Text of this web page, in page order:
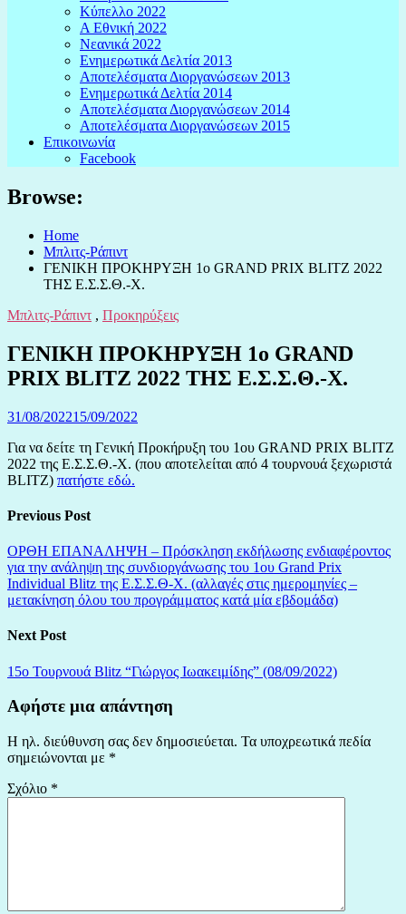
Κύπελλο 2022
Α Εθνική 2022
Νεανικά 2022
Ενημερωτικά Δελτία 2013
Αποτελέσματα Διοργανώσεων 2013
Ενημερωτικά Δελτία 2014
Αποτελέσματα Διοργανώσεων 2014
Αποτελέσματα Διοργανώσεων 2015
Επικοινωνία
Facebook
Browse:
Home
Μπλιτς-Ράπιντ
ΓΕΝΙΚΗ ΠΡΟΚΗΡΥΞΗ 1o GRAND PRIX BLITZ 2022
ΤΗΣ Ε.Σ.Σ.Θ.-Χ.
Μπλιτς-Ράπιντ , Προκηρύξεις
ΓΕΝΙΚΗ ΠΡΟΚΗΡΥΞΗ 1o GRAND
PRIX BLITZ 2022 ΤΗΣ Ε.Σ.Σ.Θ.-Χ.
31/08/202215/09/2022
Για να δείτε τη Γενική Προκήρυξη του 1ου GRAND PRIX BLITZ
2022 της Ε.Σ.Σ.Θ.-Χ. (που αποτελείται από 4 τουρνουά ξεχωριστά
BLITZ) πατήστε εδώ.
Previous Post
ΟΡΘΗ ΕΠΑΝΑΛΗΨΗ – Πρόσκληση εκδήλωσης ενδιαφέροντος
για την ανάληψη της συνδιοργάνωσης του 1ου Grand Prix
Individual Blitz της Ε.Σ.Σ.Θ-Χ. (αλλαγές στις ημερομηνίες –
μετακίνηση όλου του προγράμματος κατά μία εβδομάδα)
Next Post
15ο Τουρνουά Blitz “Γιώργος Ιωακειμίδης” (08/09/2022)
Αφήστε μια απάντηση
Η ηλ. διεύθυνση σας δεν δημοσιεύεται. Τα υποχρεωτικά πεδία
σημειώνονται με *
Σχόλιο *